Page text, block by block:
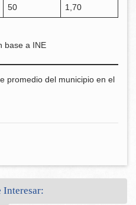
50 1,70
base a INE
promedio del municipio en el
Interesar: